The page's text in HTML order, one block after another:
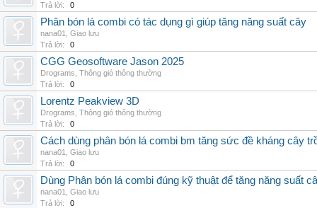
Trả lời:
0
Phân bón lá combi có tác dụng gì giúp tăng năng suất cây
nana01
Giao lưu
Trả lời:
0
CGG Geosoftware Jason 2025
Drograms Thông gió thông thường
Trả lời:
0
Lorentz Peakview 3D
Drograms Thông gió thông thường
Trả lời:
0
Cách dùng phân bón lá combi bm tăng sức đề kháng cây
nana01
Giao lưu
Trả lời:
0
Dùng Phân bón lá combi đúng kỹ thuật để tăng năng suất
nana01
Giao lưu
Trả lời:
0